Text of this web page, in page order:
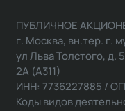
ПУБЛИЧНОЕ
г. Москва, вн.тер. г.
ул Льва Толстого, д.
2А (А311)
ИНН: 7736227885 /
Коды видов